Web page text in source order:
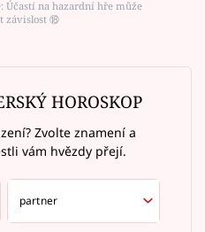
na hazardní hře může
závislost ⑱
HOROSKOP
Zvolte znamení a
vám hvězdy přejí.